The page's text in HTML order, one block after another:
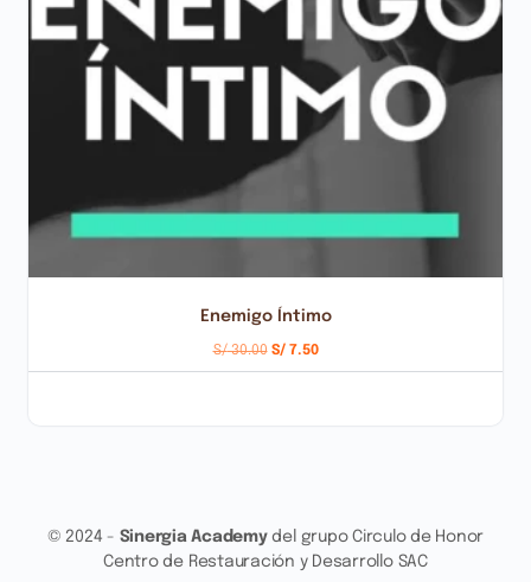
Enemigo Íntimo
S/30.00 S/7.50
© 2024 - Sinergia Academydel grupo Circulo de Honor
Centro de Restauración y Desarrollo SAC